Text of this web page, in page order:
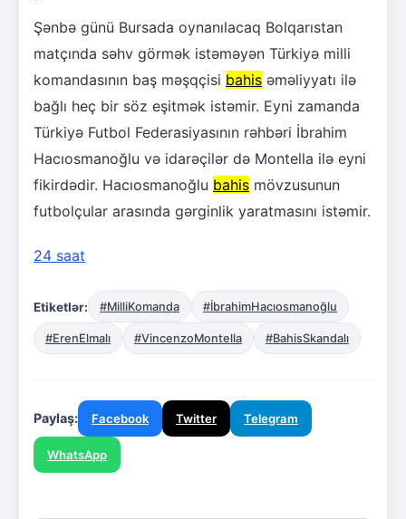
Şənbə günü Bursada oynanılacaq Bolqarıstan
matçında səhv görmək istəməyən Türkiyə milli
komandasının baş məşqçisi bahis əməliyyatı ilə
bağlı heç bir söz eşitmək istəmir. Eyni zamanda
Türkiyə Futbol Federasiyasının rəhbəri İbrahim
Hacıosmanoğlu və idarəçilər də Montella ilə eyni
fikirdədir. Hacıosmanoğlu bahis mövzusunun
futbolçular arasında gərginlik yaratmasını istəmir.
24 saat
Etiketlər: #MilliKomanda #İbrahimHacıosmanoğlu
#ErenElmalı #VincenzoMontella #BahisSkandalı
Paylaş: Facebook Twitter Telegram
WhatsApp